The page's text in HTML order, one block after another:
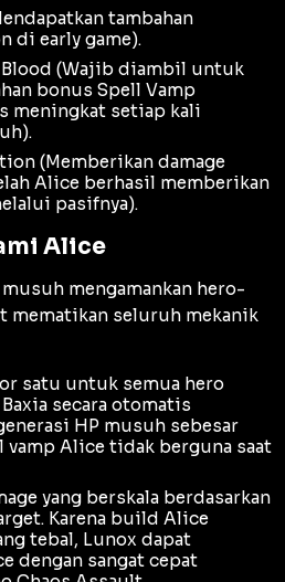
tambahan
di early game).
(Wajib diambil untuk
bonus Spell Vamp
meningkat setiap kali
(Memberikan damage
Alice berhasil memberikan
pasifnya).
Alice
mengamankan hero-
mematikan seluruh mekanik
satu untuk semua hero
secara otomatis
HP musuh sebesar
vamp Alice tidak berguna saat
yang berskala berdasarkan
Karena build Alice
tebal, Lunox dapat
dengan sangat cepat